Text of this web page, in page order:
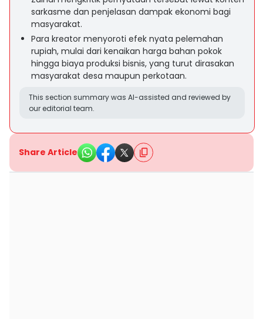
sarkasme dan penjelasan dampak ekonomi bagi
masyarakat.
Para kreator menyoroti efek nyata pelemahan
rupiah, mulai dari kenaikan harga bahan pokok
hingga biaya produksi bisnis, yang turut dirasakan
masyarakat desa maupun perkotaan.
This section summary was AI-assisted and reviewed by
our editorial team.
Share Article